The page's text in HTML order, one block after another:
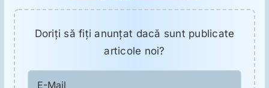
Doriţi să fiţi anunţat dacă sunt publicate
articole noi?